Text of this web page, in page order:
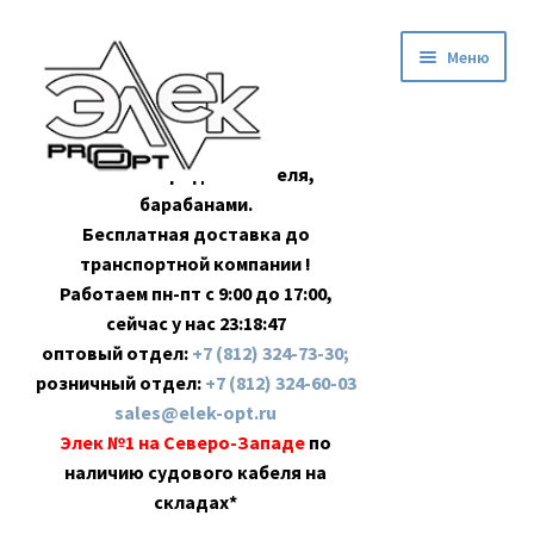
навигации
содержимому
Оптовая продажа кабеля,
барабанами.
Бесплатная доставка до
транспортной компании !
Работаем пн-пт с 9:00 до 17:00,
сейчас у нас 23:18:47
оптовый отдел: +7 (812) 324-73-30;
розничный отдел: +7 (812) 324-60-03
sales@elek-opt.ru
Элек №1 на Северо-Западе по
наличию судового кабеля на
складах*
Меню